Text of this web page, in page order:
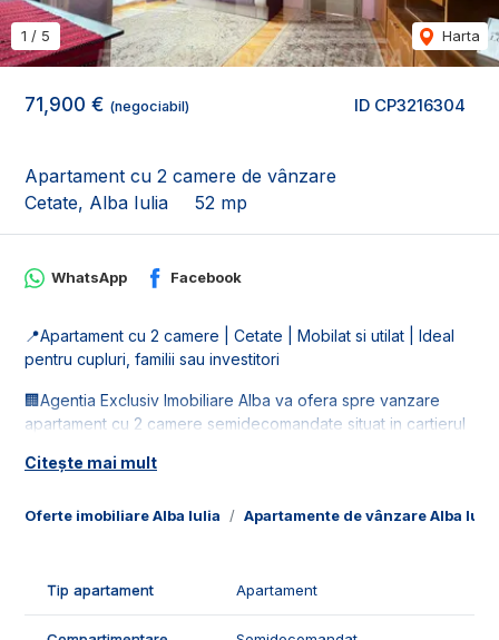
ID CP3216304
71,900 € (negociabil)
Apartament cu 2 camere de vânzare
Cetate, Alba Iulia
52 mp
1 / 5 Harta
Oferte imobiliare Alba Iulia Apartamente de vânzare Alba Iulia
WhatsApp Facebook
📍Apartament cu 2 camere | Cetate | Mobilat si utilat | Ideal
pentru cupluri, familii sau investitori
🏢Agentia Exclusiv Imobiliare Alba va ofera spre vanzare
apartament cu 2 camere semidecomandate situat in cartierul
bloc acoperit.
📐Locuinta este in suprafata utila de 51 mp, fiind compus din:
- 1 dormitor;
- 1 hol;
Citește mai mult
Tip apartament Apartament